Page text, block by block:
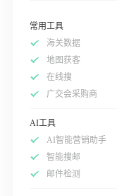
常用工具
海关数据
地图获客
在线搜
广交会采购商
AI工具
AI智能营销助手
智能搜邮
邮件检测